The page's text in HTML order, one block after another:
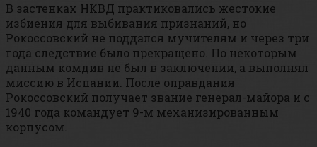
В застенках НКВД практиковались жестокие
избиения для выбивания признаний, но
Рокоссовский не поддался мучителям и через три
года следствие было прекращено. По некоторым
данным комдив не был в заключении, а выполнял
миссию в Испании. После оправдания
Рокоссовский получает звание генерал-майора и с
1940 года командует 9-м механизированным
корпусом.